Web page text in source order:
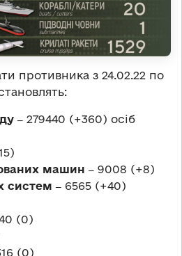
противника з 24.02.22 по
‒ 279440 (+360) осіб
машин ‒ 9008 (+8)
систем ‒ 6565 (+40)
(0)
(0)